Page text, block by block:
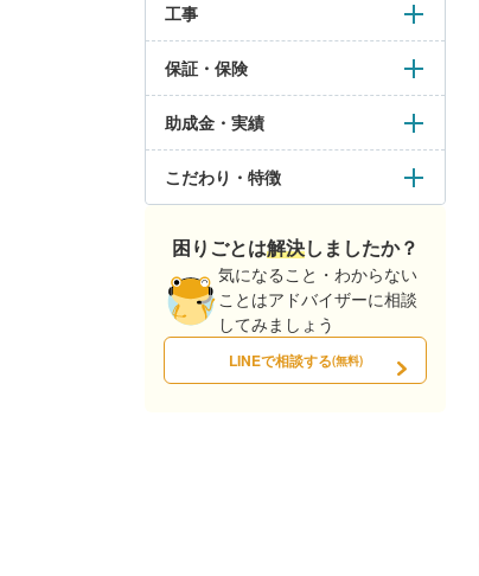
工事
保証・保険
助成金・実績
こだわり・特徴
困りごとは解決しましたか？
気になること・わからない
ことはアドバイザーに相談
してみましょう
LINEで相談する(無料)